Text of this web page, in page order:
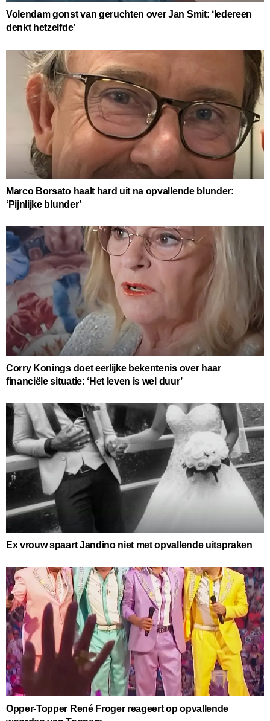
Volendam gonst van geruchten over Jan Smit: ‘Iedereen
denkt hetzelfde’
Marco Borsato haalt hard uit na opvallende blunder:
‘Pijnlijke blunder’
Corry Konings doet eerlijke bekentenis over haar
financiële situatie: ‘Het leven is wel duur’
Ex vrouw spaart Jandino niet met opvallende uitspraken
Opper-Topper René Froger reageert op opvallende